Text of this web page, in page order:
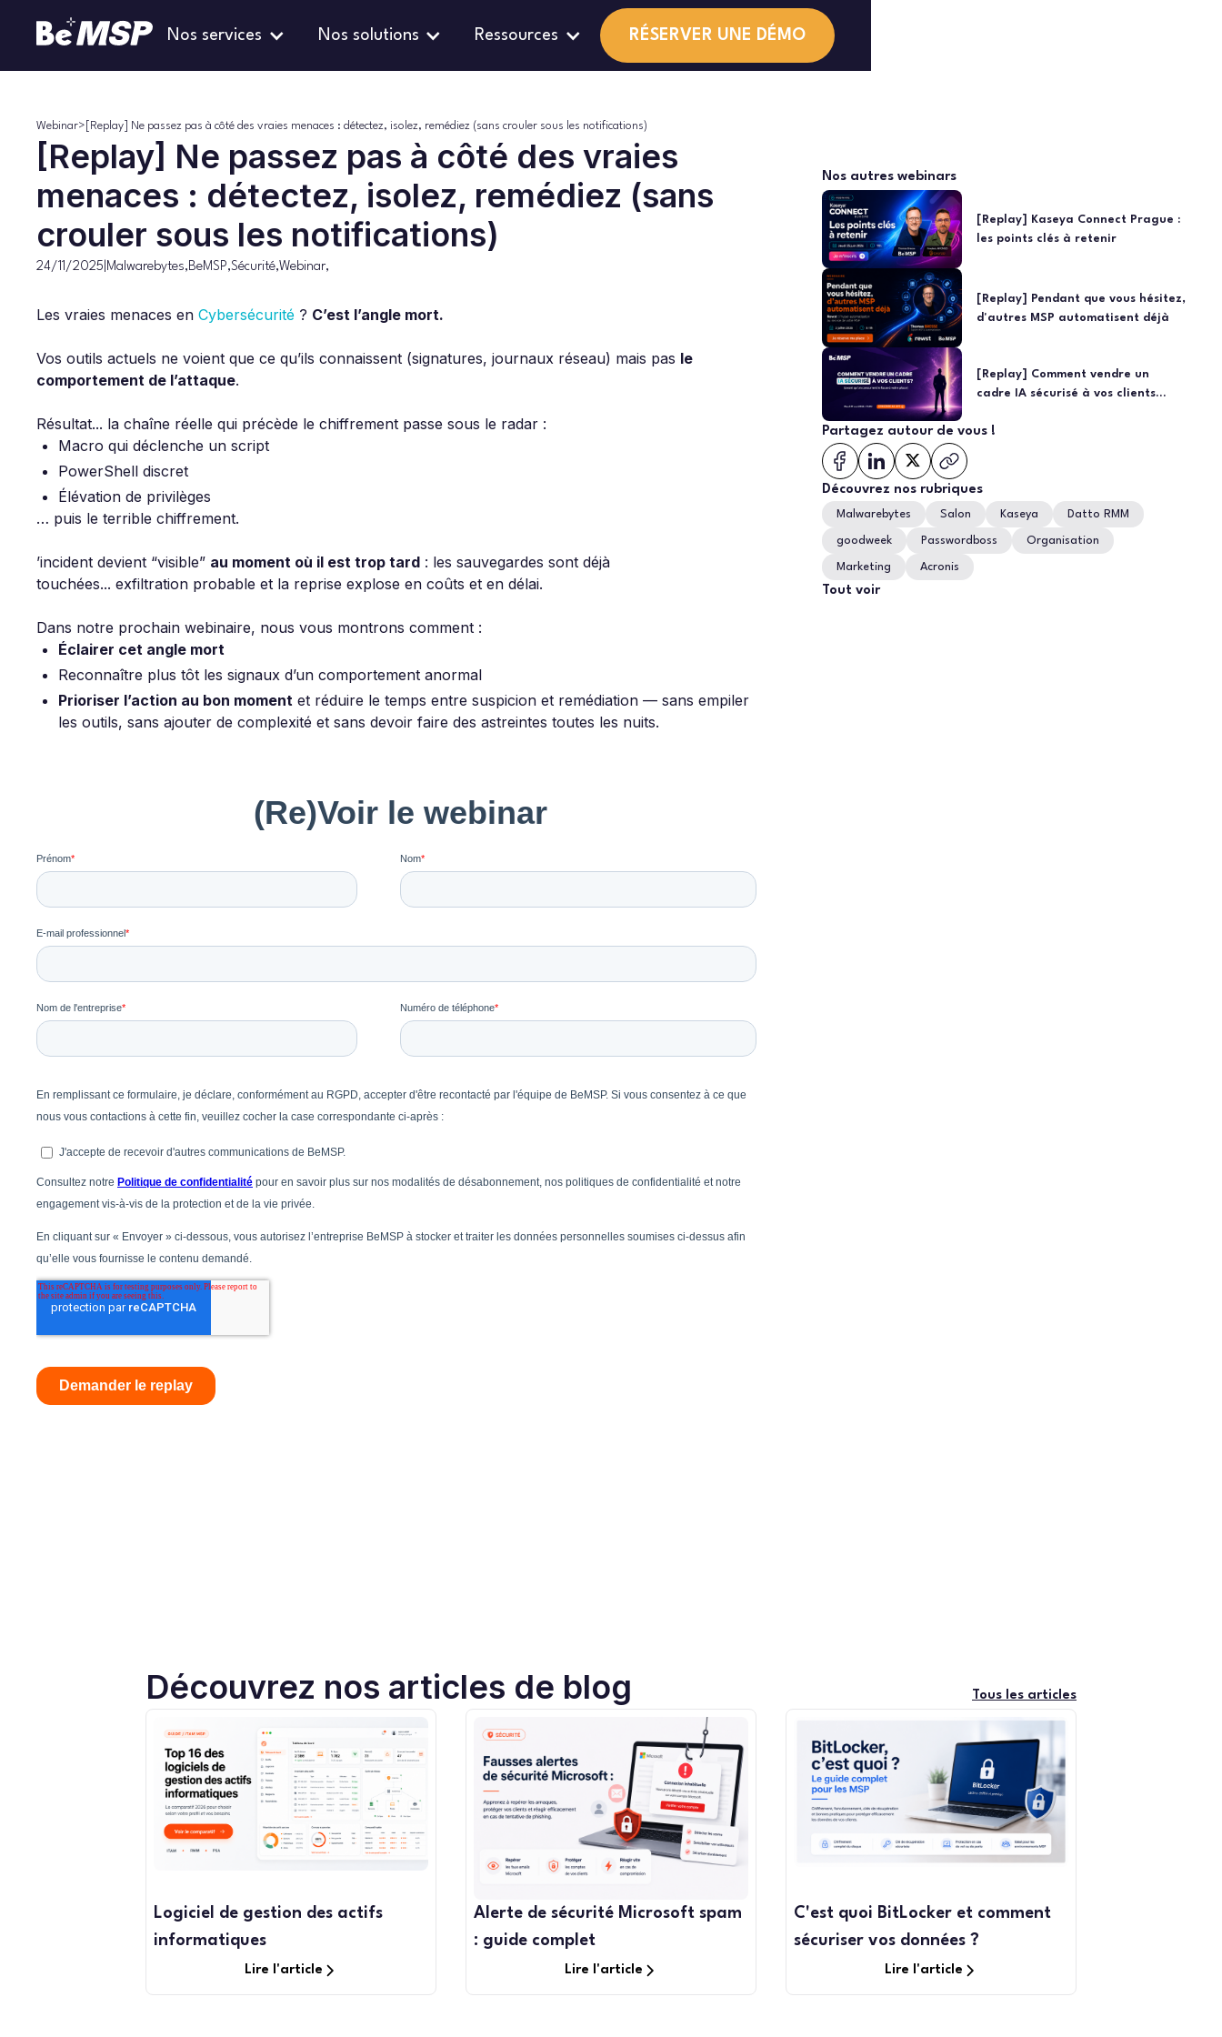
Nos services Nos solutions Ressources RÉSERVER UNE DÉMO
Webinar> [Replay] Ne passez pas à côté des vraies menaces : détectez, isolez, remédiez (sans crouler sous les notifications)
[Replay] Ne passez pas à côté des vraies
menaces : détectez, isolez, remédiez (sans
crouler sous les notifications)
24/11/2025 Malwarebytes,BeMSP,Sécurité,Webinar,
Les vraies menaces en Cybersécurité ? C’est l’angle mort.
Vos outils actuels ne voient que ce qu’ils connaissent (signatures, journaux réseau) mais pas le
comportement de l’attaque.
Résultat... la chaîne réelle qui précède le chiffrement passe sous le radar :
Macro qui déclenche un script
PowerShell discret
Élévation de privilèges
… puis le terrible chiffrement.
’incident devient “visible” au moment où il est trop tard : les sauvegardes sont déjà
touchées... exfiltration probable et la reprise explose en coûts et en délai.
Dans notre prochain webinaire, nous vous montrons comment :
Éclairer cet angle mort
Reconnaître plus tôt les signaux d’un comportement anormal
Prioriser l’action au bon moment et réduire le temps entre suspicion et remédiation — sans empiler
les outils, sans ajouter de complexité et sans devoir faire des astreintes toutes les nuits.
Nos autres webinars
[Replay] Kaseya Connect Prague :
les points clés à retenir
[Replay] Pendant que vous hésitez,
d'autres MSP automatisent déjà
[Replay] Comment vendre un
cadre IA sécurisé à vos clients
votre place) ?
Partagez autour de vous !
Découvrez nos rubriques
Malwarebytes Salon Kaseya Datto RMM
goodweek Passwordboss Organisation
Marketing Acronis
Tout voir
Découvrez nos articles de blog Tous les articles
Logiciel de gestion des actifs
informatiques
Lire l'article
Alerte de sécurité Microsoft spam
: guide complet
Lire l'article
C'est quoi BitLocker et comment
sécuriser vos données ?
Lire l'article